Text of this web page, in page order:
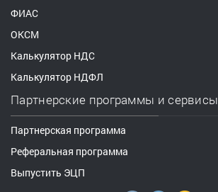
ФИАС
ОКСМ
Калькулятор НДС
Калькулятор НДФЛ
Партнерские программы и сервисы
Партнерская программа
Реферальная программа
Выпустить ЭЦП